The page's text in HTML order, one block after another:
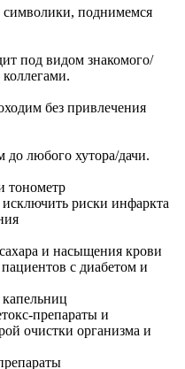
поднимемся
под видом знакомого/
коллегами.
без привлечения
до любого хутора/дачи.
тонометр
риски инфаркта
и насыщения крови
с диабетом и
препараты и
очистки организма и